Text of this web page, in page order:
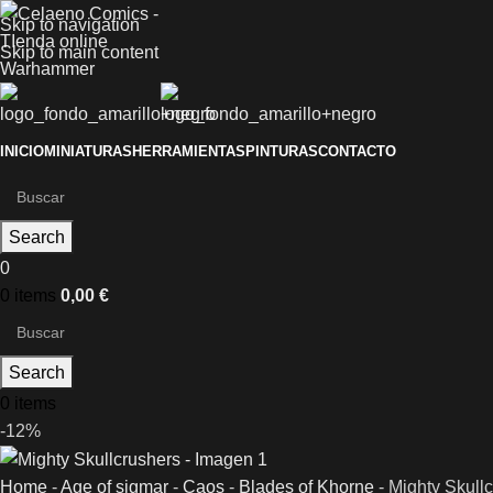
Skip to navigation
Skip to main content
INICIOMINIATURASHERRAMIENTASPINTURASCONTACTO
Search
0
0 items 0,00 €
Search
0 items
-12%
Home -Age of sigmar - Caos - Blades of Khorne - Mighty